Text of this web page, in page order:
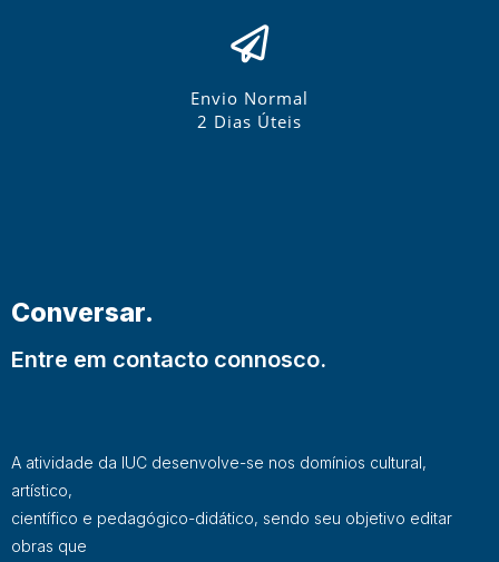
Envio Normal
2 Dias Úteis
Conversar.
Entre em contacto connosco.
A atividade da IUC desenvolve-se nos domínios cultural,
artístico,
científico e pedagógico-didático, sendo seu objetivo editar
obras que